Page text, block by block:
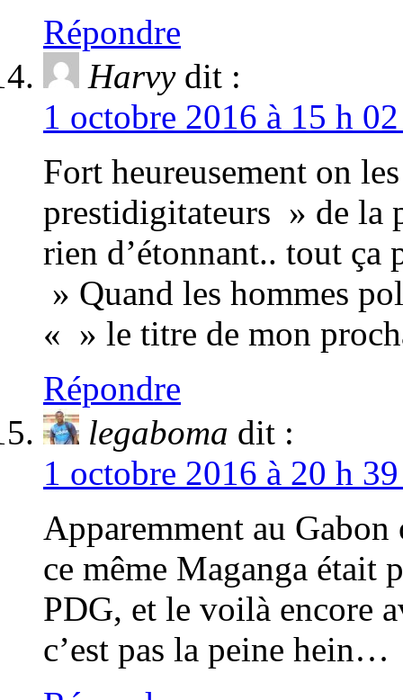
Répondre
Harvy dit :
1 octobre 2016 à 15 h
Fort heureusement on
prestidigitateurs » de la
rien d’étonnant.. tout ça
» Quand les hommes
« » le titre de mon
Répondre
legaboma dit :
1 octobre 2016 à 20 h
Apparemment au
ce même Maganga était
PDG, et le voilà encore
c’est pas la peine hein…